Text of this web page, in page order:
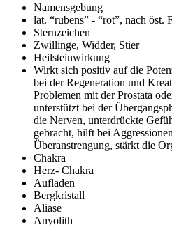
Namensgebung
lat. “rubens” - “rot”, nach
Sternzeichen
Zwillinge, Widder, Stier
Heilsteinwirkung
Wirkt sich positiv auf die
bei der Regeneration und
Problemen mit der Prostata
unterstützt bei der
die Nerven, unterdrückte
gebracht, hilft bei
Überanstrengung, stärkt die
Chakra
Herz- Chakra
Aufladen
Bergkristall
Aliase
Anyolith